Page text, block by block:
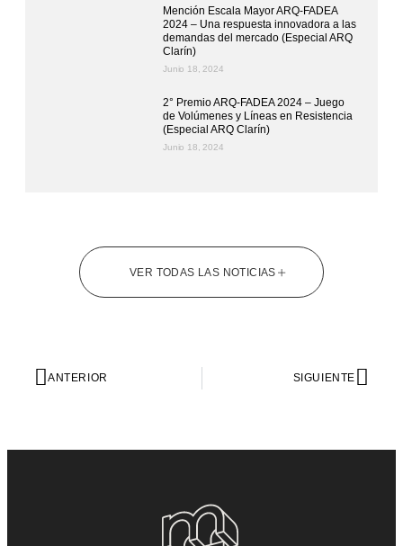
Mención Escala Mayor ARQ-FADEA
2024 – Una respuesta innovadora a las
demandas del mercado (Especial ARQ
Clarín)
Junio 18, 2024
2° Premio ARQ-FADEA 2024 – Juego
de Volúmenes y Líneas en Resistencia
(Especial ARQ Clarín)
Junio 18, 2024
VER TODAS LAS NOTICIAS
ANTERIOR SIGUIENTE